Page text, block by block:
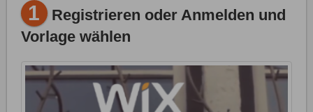
1 Registrieren oder Anmelden und
Vorlage wählen